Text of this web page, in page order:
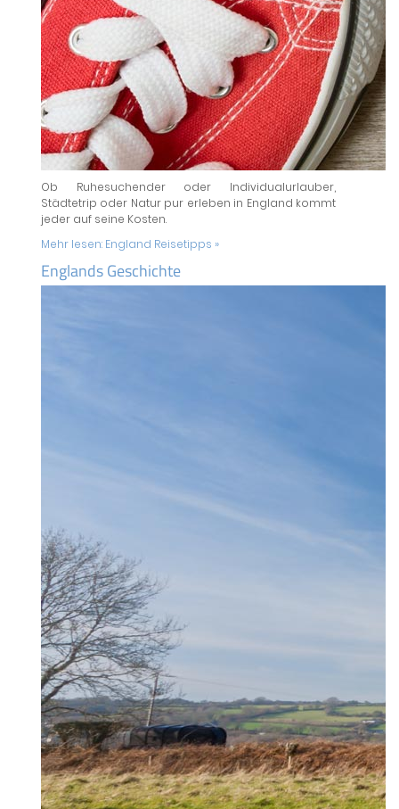
Ob Ruhesuchender oder Individualurlauber,
Städtetrip oder Natur pur erleben in England kommt
jeder auf seine Kosten.
Mehr lesen: England Reisetipps »
Englands Geschichte